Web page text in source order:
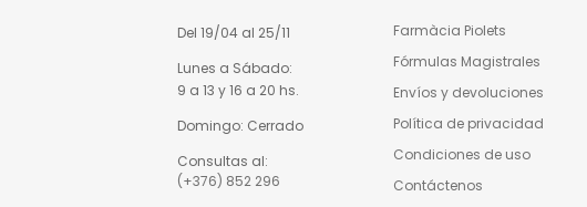
Del 19/04 al 25/11
Lunes a Sábado:
9 a 13 y 16 a 20 hs.
Domingo: Cerrado
Consultas al:
(+376) 852 296
Farmàcia Piolets
Fórmulas Magistrales
Envíos y devoluciones
Política de privacidad
Condiciones de uso
Contáctenos